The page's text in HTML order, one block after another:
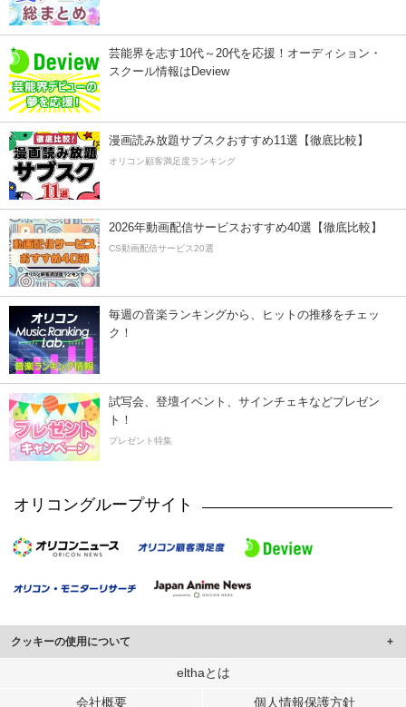
芸能界を志す10代～20代を応援！オーディション・
スクール情報はDeview
漫画読み放題サブスクおすすめ11選【徹底比較】
オリコン顧客満足度ランキング
2026年動画配信サービスおすすめ40選【徹底比較】
CS動画配信サービス20選
毎週の音楽ランキングから、ヒットの推移をチェッ
ク！
試写会、登壇イベント、サインチェキなどプレゼン
ト！
プレゼント特集
オリコングループサイト
クッキーの使用について
このサイトでは Cookie を使用して、ユーザーに合わせたコンテンツや広告の
行っています。
elthaとは
会社概要 個人情報保護方針